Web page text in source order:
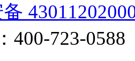
400-723-0588